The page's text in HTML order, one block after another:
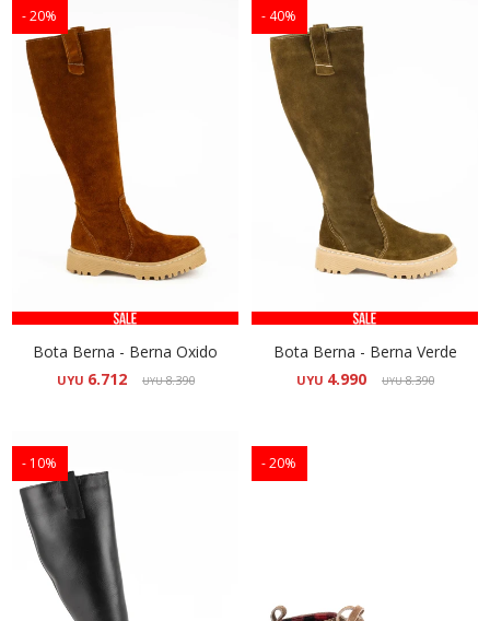
20
Bota Berna - Berna Oxido
UYU 6.712 UYU8.390
40
Bota Berna - Berna Verde
UYU 4.990 UYU8.390
10 20